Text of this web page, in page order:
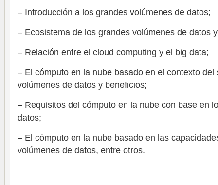
– Introducción a los grandes volúmenes de datos;
– Ecosistema de los grandes volúmenes de datos
– Relación entre el cloud computing y el big data;
– El cómputo en la nube basado en el contexto del
volúmenes de datos y beneficios;
– Requisitos del cómputo en la nube con base en
datos;
– El cómputo en la nube basado en las
volúmenes de datos, entre otros.